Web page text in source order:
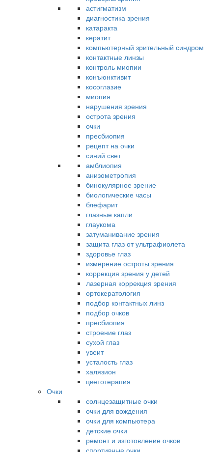
астигматизм
диагностика зрения
катаракта
кератит
компьютерный зрительный синдром
контактные линзы
контроль миопии
конъюнктивит
косоглазие
миопия
нарушения зрения
острота зрения
очки
пресбиопия
рецепт на очки
синий свет
амблиопия
анизометропия
бинокулярное зрение
биологические часы
блефарит
глазные капли
глаукома
затуманивание зрения
защита глаз от ультрафиолета
здоровье глаз
измерение остроты зрения
коррекция зрения у детей
лазерная коррекция зрения
ортокератология
подбор контактных линз
подбор очков
пресбиопия
строение глаз
сухой глаз
увеит
усталость глаз
халязион
цветотерапия
Очки
солнцезащитные очки
очки для вождения
очки для компьютера
детские очки
ремонт и изготовление очков